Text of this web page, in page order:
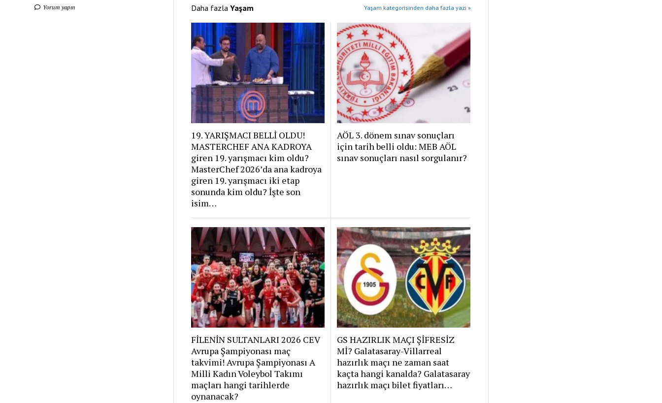
Yorum yapın Daha fazla Yaşam Yaşam kategorisinden daha fazla yazı »
19. YARIŞMACI BELLİ OLDU!
MASTERCHEF ANA KADROYA
giren 19. yarışmacı kim oldu?
MasterChef 2026’da ana kadroya
giren 19. yarışmacı iki etap
sonunda kim oldu? İşte son
isim…
AÖL 3. dönem sınav sonuçları
için tarih belli oldu: MEB AÖL
sınav sonuçları nasıl sorgulanır?
FİLENİN SULTANLARI 2026 CEV
Avrupa Şampiyonası maç
takvimi! Avrupa Şampiyonası A
Milli Kadın Voleybol Takımı
maçları hangi tarihlerde
oynanacak?
GS HAZIRLIK MAÇI ŞİFRESİZ
Mİ? Galatasaray-Villarreal
hazırlık maçı ne zaman saat
kaçta hangi kanalda? Galatasaray
hazırlık maçı bilet fiyatları…